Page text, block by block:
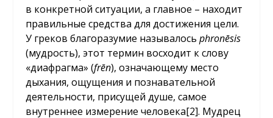
в конкретной ситуации, а главное – находит
правильные средства для достижения цели.
У греков благоразумие называлосьphronēsis
(мудрость), этот термин восходит к слову
«диафрагма» (frēn), означающему место
дыхания, ощущения и познавательной
деятельности, присущей душе, самое
внутреннее измерение человека[2]. Мудрец